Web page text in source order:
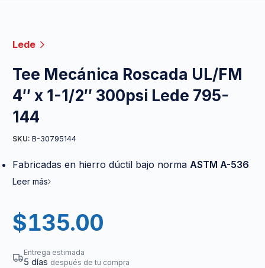
Lede
Tee Mecánica Roscada UL/FM
4″ x 1-1/2″ 300psi Lede 795-
144
SKU: B-30795144
Fabricadas en hierro dúctil bajo norma ASTM A-536
Leer más
$135.00
Entrega estimada
5 días después de tu compra